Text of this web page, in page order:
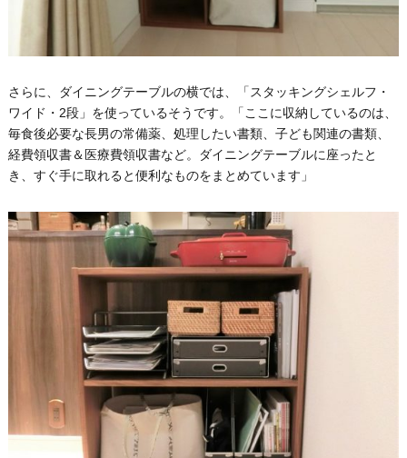
さらに、ダイニングテーブルの横では、「スタッキングシェルフ・
ワイド・2段」を使っているそうです。「ここに収納しているのは、
毎食後必要な長男の常備薬、処理したい書類、子ども関連の書類、
経費領収書＆医療費領収書など。ダイニングテーブルに座ったと
き、すぐ手に取れると便利なものをまとめています」